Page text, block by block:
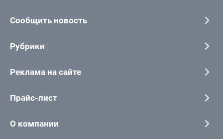
Сообщить новость
Рубрики
Реклама на сайте
Прайс-лист
О компании